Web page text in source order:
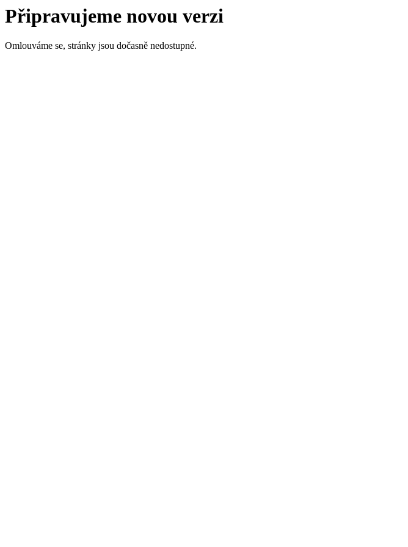
Připravujeme novou verzi
Omlouváme se, stránky jsou dočasně nedostupné.